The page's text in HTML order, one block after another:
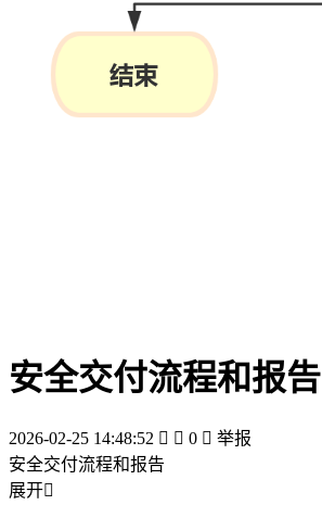
安全交付流程和报告
2026-02-25 14:48:52   0  举报
安全交付流程和报告
展开